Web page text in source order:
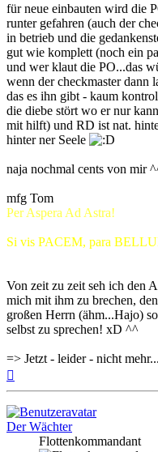
für neue einbauten wird die
runter gefahren (auch der
in betrieb und die
gut wie komplett (noch ein
und wer klaut die PO...das
wenn der checkmaster dann
das es ihn gibt - kaum
die diebe stört wo er nur
mit hilft) und RD ist nat.
hinter ner Seele
naja nochmal cents von mir
mfg Tom
Per Aspera Ad Astra!
Si vis PACEM, para
Von zeit zu zeit seh ich den
mich mit ihm zu brechen,
großen Herrn (ähm...Hajo)
selbst zu sprechen! xD ^^
=> Jetzt - leider - nicht
Der Wächter
Flottenkommandant